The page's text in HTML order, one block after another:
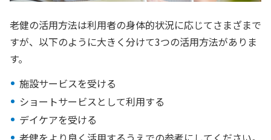
老健の活用方法は利用者の身体的状況に応じてさまざまで
すが、以下のように大きく分けて3つの活用方法がありま
す。
施設サービスを受ける
ショートサービスとして利用する
デイケアを受ける